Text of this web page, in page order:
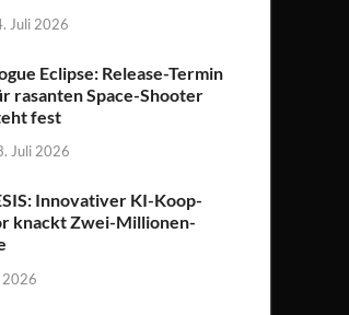
Juli 2026
Eclipse: Release-Termin
rasanten Space-Shooter
fest
Juli 2026
Innovativer KI-Koop-
knackt Zwei-Millionen-
2026